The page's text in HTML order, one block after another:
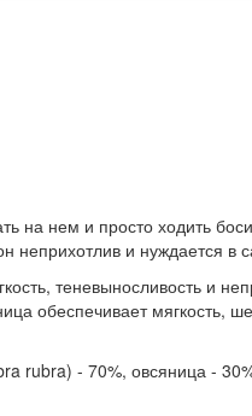
на нем и просто ходить
неприхотлив и нуждается
теневыносливость и
обеспечивает мягкость,
rubra) - 70%, овсяница -